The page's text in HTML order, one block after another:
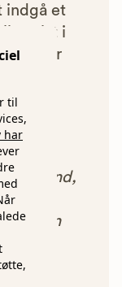
til
har
indgå et
vist i
der
har
vil
og